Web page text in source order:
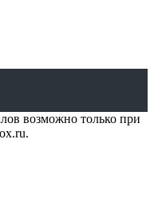
возможно только при